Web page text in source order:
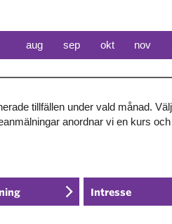
aug sep okt nov
tillfällen under vald månad.
anordnar vi en kurs
Intresse